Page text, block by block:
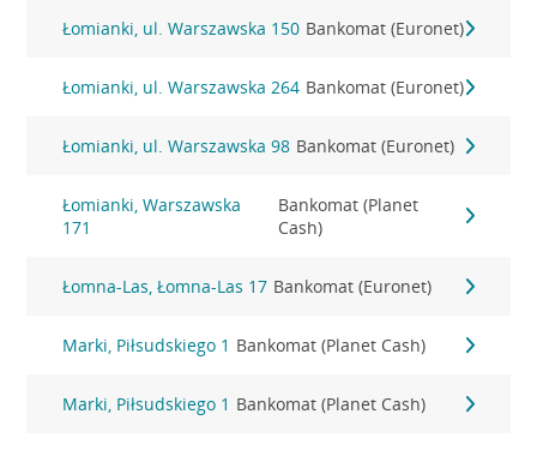
Łomianki, ul. Warszawska 150 Bankomat (Euronet)
Łomianki, ul. Warszawska 264 Bankomat (Euronet)
Łomianki, ul. Warszawska 98 Bankomat (Euronet)
Łomianki, Warszawska
171
Bankomat (Planet
Cash)
Łomna-Las, Łomna-Las 17 Bankomat (Euronet)
Marki, Piłsudskiego 1 Bankomat (Planet Cash)
Marki, Piłsudskiego 1 Bankomat (Planet Cash)